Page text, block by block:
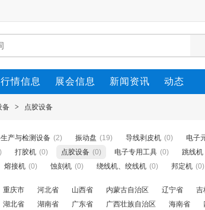
行情信息 展会信息 新闻资讯 动态
备 > 点胶设备
产与检测设备 (2) 振动盘 (19) 导线剥皮机 (0) 电子
打胶机 (0) 点胶设备 (0) 电子专用工具 (0) 跳线机
熔接机 (0) 蚀刻机 (0) 绕线机、绞线机 (0) 邦定机 (0)
重庆市 河北省 山西省 内蒙古自治区 辽宁省 吉
湖北省 湖南省 广东省 广西壮族自治区 海南省